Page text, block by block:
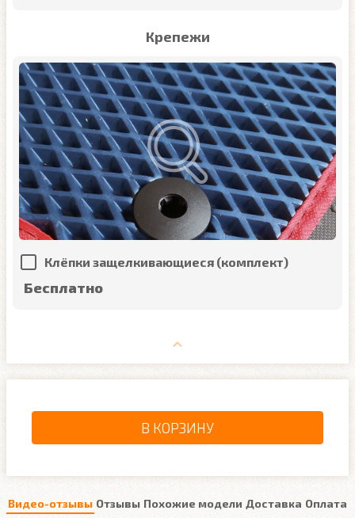
Крепежи
Клёпки защелкивающиеся (комплект)
Бесплатно
В КОРЗИНУ
Видео-отзывы Отзывы Похожие модели Доставка Оплата